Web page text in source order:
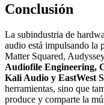
Conclusión
La subindustria de
audio está impulsando la
Matter Squared,
Audiofile Engineering,
Kali Audio y EastWest
herramientas, sino que
produce y comparte la